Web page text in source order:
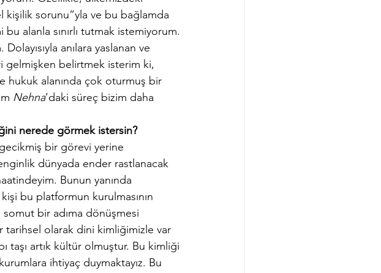
kişilik sorunu”yla ve bu bağlamda
bu alanla sınırlı tutmak istemiyorum.
anılara yaslanan ve
gelmişken belirtmek isterim ki,
hukuk alanında çok oturmuş bir
Nehna’daki süreç bizim daha
nerede görmek istersin?
bir görevi yerine
dünyada ender rastlanacak
Bunun yanında
bu platformun kurulmasının
somut bir adıma dönüşmesi
tarihsel olarak dini kimliğimizle var
artık kültür olmuştur. Bu kimliği
ihtiyaç duymaktayız. Bu